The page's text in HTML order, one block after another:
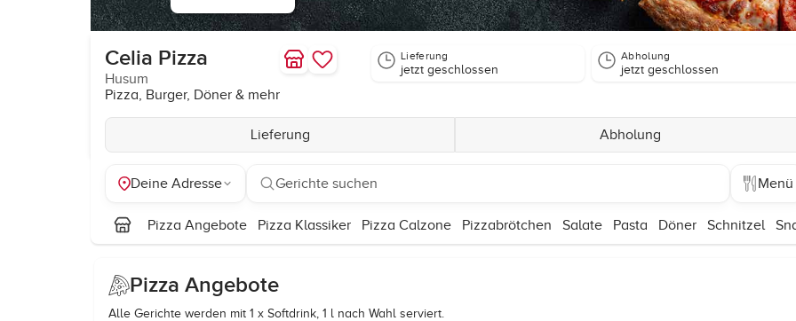
Celia Pizza
Husum
Pizza, Burger, Döner & mehr
Lieferung
jetzt geschlossen
Abholung
jetzt geschlossen
Lieferung Abholung
Deine Adresse Gerichte suchen Menü
Pizza Angebote Pizza Klassiker Pizza Calzone Pizzabrötchen Salate Pasta Döner Schnitzel
Pizza Angebote
Alle Gerichte werden mit 1 x Softdrink, 1 l nach Wahl serviert.